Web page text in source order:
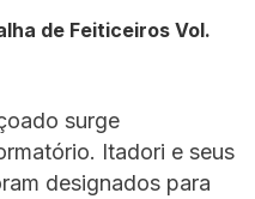
de Feiticeiros Vol.
surge
Itadori e seus
designados para